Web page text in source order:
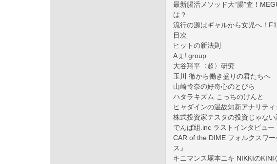
最新腸活メソッド大“腸”査！
は？
流行の源はギャルから女児へ！
目次
ヒットの新法則
Aぇ! group
大谷翔平〈超〉研究
玉川 徹から働き盛りの君たちへ
山崎怜奈の好奇心のとびら
ハタラキズム こっちのけんと
ヒャダインの温故知新アナリティ
株式投資家テスタの投資じゃない
でんぱ組.inc ラストインタビュー
CAR of the DIME フォルクスワ
ス』
キニマンス塚本ニキ NIKKIのKINI